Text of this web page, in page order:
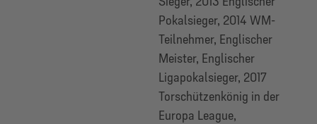
Pokalsieger, 2014 WM-
Teilnehmer, Englischer
Meister, Englischer
Ligapokalsieger, 2017
Torschützenkönig in der
Europa League,